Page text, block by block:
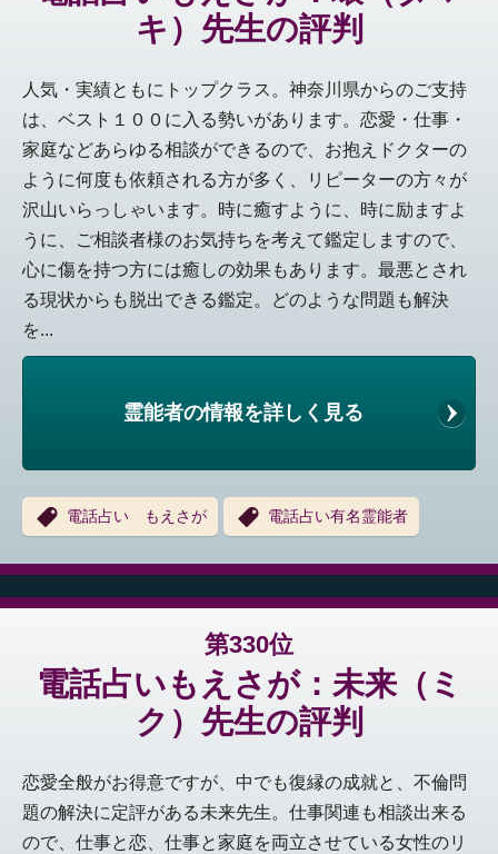
キ）先生の評判
人気・実績ともにトップクラス。神奈川県からのご支持
は、ベスト１００に入る勢いがあります。恋愛・仕事・
家庭などあらゆる相談ができるので、お抱えドクターの
ように何度も依頼される方が多く、リピーターの方々が
沢山いらっしゃいます。時に癒すように、時に励ますよ
うに、ご相談者様のお気持ちを考えて鑑定しますので、
心に傷を持つ方には癒しの効果もあります。最悪とされ
る現状からも脱出できる鑑定。どのような問題も解決
を...
霊能者の情報を詳しく見る
電話占い もえさが 電話占い有名霊能者
第330位
電話占いもえさが：未来（ミ
ク）先生の評判
恋愛全般がお得意ですが、中でも復縁の成就と、不倫問
題の解決に定評がある未来先生。仕事関連も相談出来る
ので、仕事と恋、仕事と家庭を両立させている女性のリ